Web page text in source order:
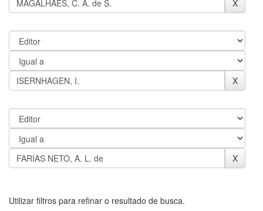
Utilizar filtros para refinar o resultado de busca.